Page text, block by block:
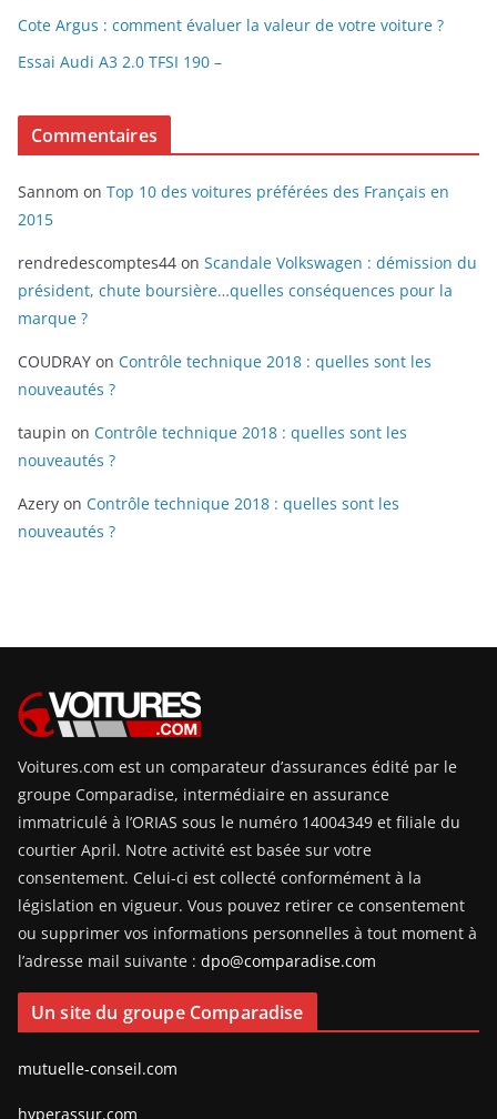
Cote Argus : comment évaluer la valeur de votre voiture ?
Essai Audi A3 2.0 TFSI 190 –
Commentaires
Sannom on Top 10 des voitures préférées des Français en
2015
rendredescomptes44 on Scandale Volkswagen : démission du
président, chute boursière…quelles conséquences pour la
marque ?
COUDRAY on Contrôle technique 2018 : quelles sont les
nouveautés ?
taupin on Contrôle technique 2018 : quelles sont les
nouveautés ?
Azery on Contrôle technique 2018 : quelles sont les
nouveautés ?
Voitures.com est un comparateur d’assurances édité par le
groupe Comparadise, intermédiaire en assurance
immatriculé à l’ORIAS sous le numéro 14004349 et filiale du
courtier April. Notre activité est basée sur votre
consentement. Celui-ci est collecté conformément à la
législation en vigueur. Vous pouvez retirer ce consentement
ou supprimer vos informations personnelles à tout moment à
l’adresse mail suivante : dpo@comparadise.com
Un site du groupe Comparadise
mutuelle-conseil.com
hyperassur.com